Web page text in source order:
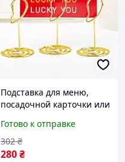
Подставка для меню,
посадочной карточки или
Leeseph 6шт золотые
Менажницы 17
Готово к отправке
280₴
302 ₴